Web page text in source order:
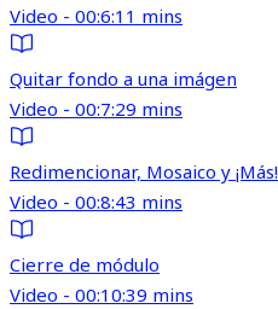
Video - 00:6:11 mins
Quitar fondo a una imágen
Video - 00:7:29 mins
Redimencionar, Mosaico y ¡Más!
Video - 00:8:43 mins
Cierre de módulo
Video - 00:10:39 mins